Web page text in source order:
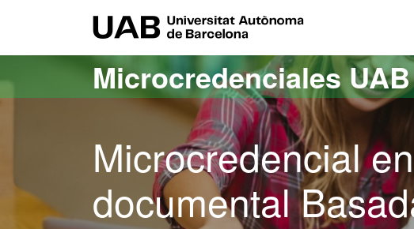
Microcredenciales UAB
Microcredencial
documental